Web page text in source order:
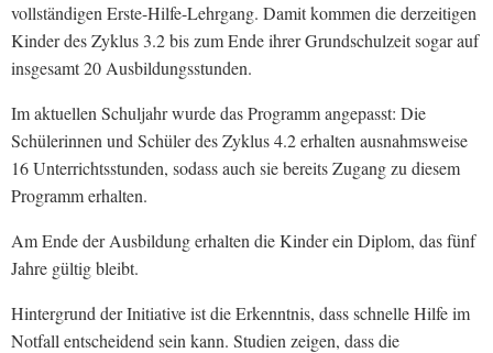
vollständigen Erste-Hilfe-Lehrgang. Damit kommen die derzeitigen
Kinder des Zyklus 3.2 bis zum Ende ihrer Grundschulzeit sogar auf
insgesamt 20 Ausbildungsstunden.
Im aktuellen Schuljahr wurde das Programm angepasst: Die
Schülerinnen und Schüler des Zyklus 4.2 erhalten ausnahmsweise
16 Unterrichtsstunden, sodass auch sie bereits Zugang zu diesem
Programm erhalten.
Am Ende der Ausbildung erhalten die Kinder ein Diplom, das fünf
Jahre gültig bleibt.
Hintergrund der Initiative ist die Erkenntnis, dass schnelle Hilfe im
Notfall entscheidend sein kann. Studien zeigen, dass die